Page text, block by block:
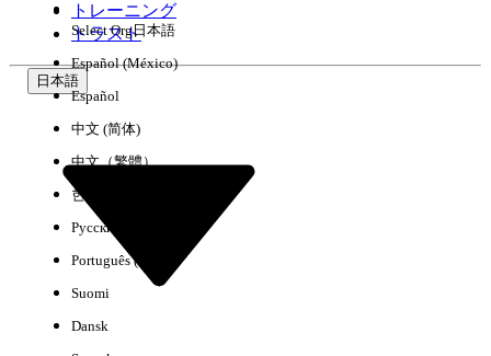
トレーニング
トラスト
日本語
Select Org日本語
Español (México)
Español
中文 (简体)
中文（繁體）
한국어
Русский
Português (Brasil)
Suomi
Dansk